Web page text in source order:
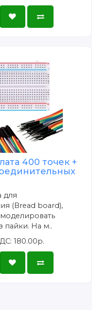
400 точек +
для
(Bread board),
пайки. На м..
180.00р.